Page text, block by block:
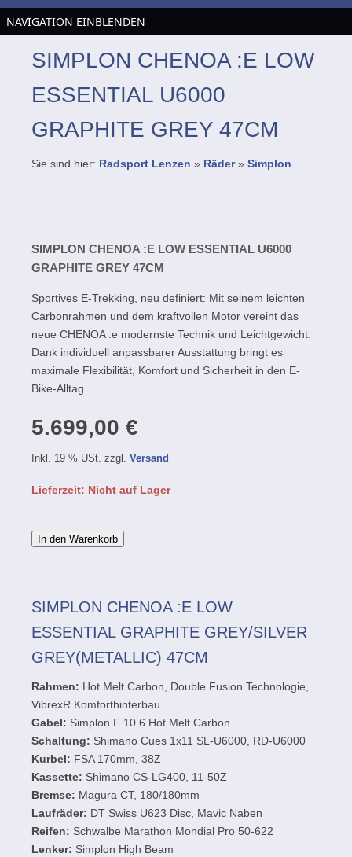
NAVIGATION EINBLENDEN
SIMPLON CHENOA :E LOW
ESSENTIAL U6000
GRAPHITE GREY 47CM
Sie sind hier: Radsport Lenzen » Räder» Simplon
SIMPLON CHENOA :E LOW ESSENTIAL U6000
GRAPHITE GREY 47CM
Sportives E-Trekking, neu definiert: Mit seinem leichten
Carbonrahmen und dem kraftvollen Motor vereint das
neue CHENOA :e modernste Technik und Leichtgewicht.
Dank individuell anpassbarer Ausstattung bringt es
maximale Flexibilität, Komfort und Sicherheit in den E-
Bike-Alltag.
5.699,00 €
Inkl. 19 % USt. zzgl. Versand
Lieferzeit: Nicht auf Lager
In den Warenkorb
SIMPLON CHENOA :E LOW
ESSENTIAL GRAPHITE GREY/SILVER
GREY(METALLIC) 47CM
Rahmen: Hot Melt Carbon, Double Fusion Technologie,
VibrexR Komforthinterbau
Gabel: Simplon F 10.6 Hot Melt Carbon
Schaltung: Shimano Cues 1x11 SL-U6000, RD-U6000
Kurbel: FSA 170mm, 38Z
Kassette: Shimano CS-LG400, 11-50Z
Bremse: Magura CT, 180/180mm
Laufräder: DT Swiss U623 Disc, Mavic Naben
Reifen: Schwalbe Marathon Mondial Pro 50-622
Lenker: Simplon High Beam